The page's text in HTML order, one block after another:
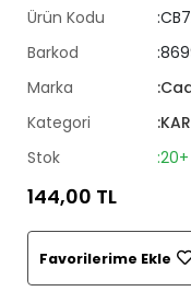
Ürün Kodu
Barkod
Marka
Kategori
Stok
:20+
144,00 TL
Favorilerime Ekle